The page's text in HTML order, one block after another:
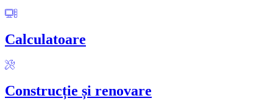
Calculatoare
Construcție și renovare